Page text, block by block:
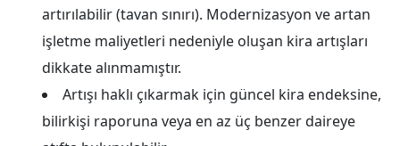
artırılabilir (tavan sınırı). Modernizasyon ve artan
işletme maliyetleri nedeniyle oluşan kira artışları
dikkate alınmamıştır.
Artışı haklı çıkarmak için güncel kira endeksine,
bilirkişi raporuna veya en az üç benzer daireye